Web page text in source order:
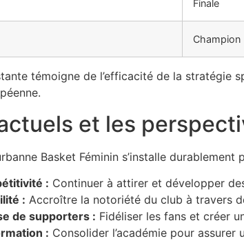
Finale
Champion
témoigne de l’efficacité de la stratégie
et les
Basket Féminin s’installe
: Continuer à attirer et développer
: Accroître la notoriété du club à travers
de supporters : Fidéliser les fans et créer
: Consolider l’académie pour